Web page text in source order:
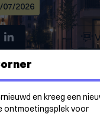
07/2026
ordonnantie voert
vanaf 1
principe in het
(BWRO) en
en kreeg een
ontmoetingsplek voor